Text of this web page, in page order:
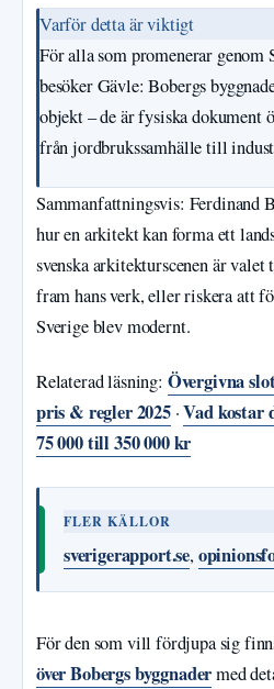
Varför detta är viktigt
För alla som promenerar
besöker Gävle: Bobergs
objekt – de är fysiska dokument
från jordbrukssamhälle till
Sammanfattningsvis: Ferdinand
hur en arkitekt kan forma ett
svenska arkitekturscenen är
fram hans verk, eller riskera att
Sverige blev modernt.
Relaterad läsning: Övergivna
pris & regler 2025·Vad kostar
75 000 till 350 000 kr
FLER KÄLLOR
sverigerapport.se,
För den som vill fördjupa sig
över Bobergs byggnadermed